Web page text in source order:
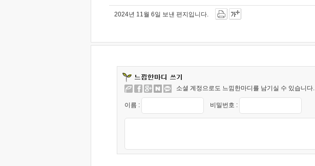
2024년 11월 6일 보낸 편지입니다.
소셜 계정으로도 느낌한마디를 남기실 수 있습니다.
이름 : 비밀번호 :